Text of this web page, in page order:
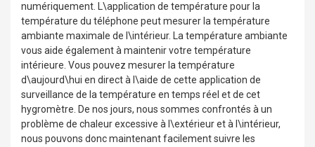
numériquement. L\application de température pour la
température du téléphone peut mesurer la température
ambiante maximale de l\intérieur. La température ambiante
vous aide également à maintenir votre température
intérieure. Vous pouvez mesurer la température
d\aujourd\hui en direct à l\aide de cette application de
surveillance de la température en temps réel et de cet
hygromètre. De nos jours, nous sommes confrontés à un
problème de chaleur excessive à l\extérieur et à l\intérieur,
nous pouvons donc maintenant facilement suivre les